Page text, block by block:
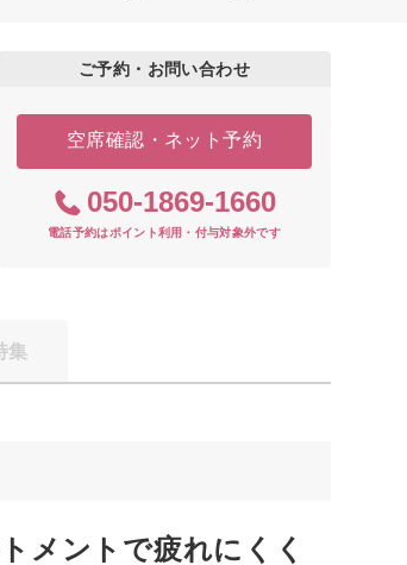
ご予約・お問い合わせ
空席確認・ネット予約
050-1869-1660
電話予約はポイント利用・付与対象外です
集
メントで疲れにくく